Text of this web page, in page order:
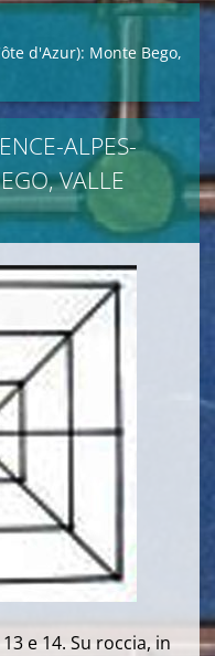
d'Azur): Monte Bego,
ALPES-
VALLE
e 14. Su roccia, in